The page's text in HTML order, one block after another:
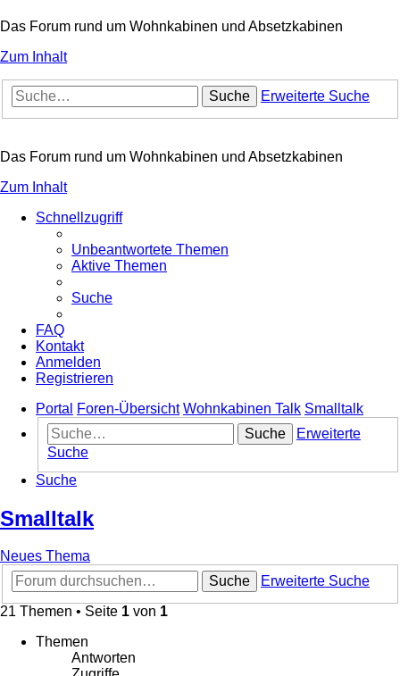
Das Forum rund um Wohnkabinen und Absetzkabinen
Zum Inhalt
Suche Erweiterte Suche
Das Forum rund um Wohnkabinen und Absetzkabinen
Zum Inhalt
Schnellzugriff
Unbeantwortete Themen
Aktive Themen
Suche
FAQ
Kontakt
Anmelden
Registrieren
Portal
Foren-Übersicht Wohnkabinen Talk Smalltalk
Suche
Erweiterte
Suche
Suche
Smalltalk
Neues Thema
Suche
Erweiterte Suche
21 Themen • Seite 1 von 1
Themen
Antworten